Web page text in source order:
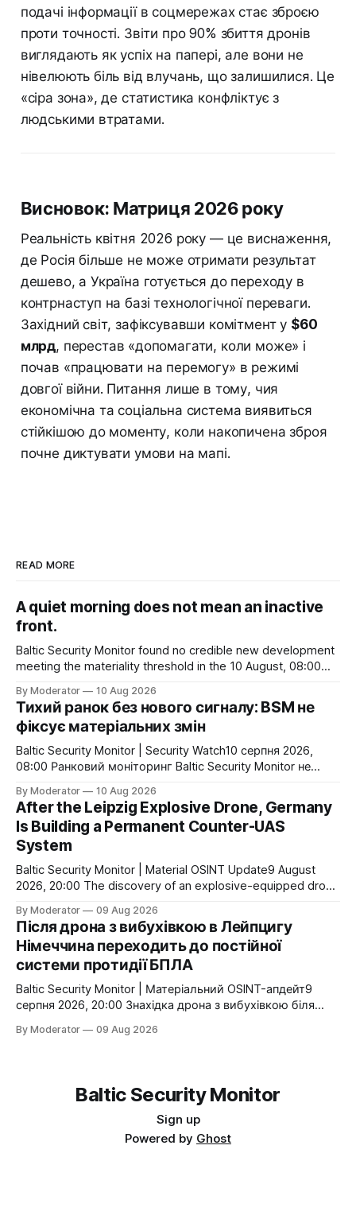
подачі інформації в соцмережах стає зброєю
проти точності. Звіти про 90% збиття дронів
виглядають як успіх на папері, але вони не
нівелюють біль від влучань, що залишилися. Це
«сіра зона», де статистика конфліктує з
людськими втратами.
Висновок: Матриця 2026 року
Реальність квітня 2026 року — це виснаження,
де Росія більше не може отримати результат
дешево, а Україна готується до переходу в
контрнаступ на базі технологічної переваги.
Західний світ, зафіксувавши комітмент у $60
млрд, перестав «допомагати, коли може» і
почав «працювати на перемогу» в режимі
довгої війни. Питання лише в тому, чия
економічна та соціальна система виявиться
стійкішою до моменту, коли накопичена зброя
почне диктувати умови на мапі.
READ MORE
A quiet morning does not mean an inactive
front.
Baltic Security Monitor found no credible new development
meeting the materiality threshold in the 10 August, 08:00
while Ukraine continued attacks on Russian Black Sea
logistics and oil-related targets. For now, however, there is
no confirmed change to Black Sea access, shipping
By Moderator 10 Aug 2026
Тихий ранок без нового сигналу: BSM не
фіксує матеріальних змін
Baltic Security Monitor | Security Watch10 серпня 2026,
08:00 Ранковий моніторинг Baltic Security Monitor не
змінювали б безпекову картину для України або
північно-східного флангу НАТО. Це не означає
відсутності військової активності. 9 серпня Росія
завдала удару по портовій інфраструктурі Одеси, тоді як
Україна продовжила
By Moderator 10 Aug 2026
After the Leipzig Explosive Drone, Germany
Is Building a Permanent Counter-UAS
System
Baltic Security Monitor | Material OSINT Update9 August
2026, 20:00 The discovery of an explosive-equipped drone
producing consequences beyond the investigation itself.
Germany is establishing a dedicated technology centre for
counter-drone security, while federal authorities are
reportedly preparing to expand specialised counter-UAS
By Moderator 09 Aug 2026
Після дрона з вибухівкою в Лейпцигу
Німеччина переходить до постійної
системи протидії БПЛА
Baltic Security Monitor | Матеріальний OSINT-апдейт9
серпня 2026, 20:00 Знахідка дрона з вибухівкою біля
наслідки, що виходять за межі самого розслідування.
готуються збільшити спеціалізовані сили. Те, що ще
кілька днів тому виглядало
By Moderator 09 Aug 2026
Baltic Security Monitor
Sign up
Powered by Ghost